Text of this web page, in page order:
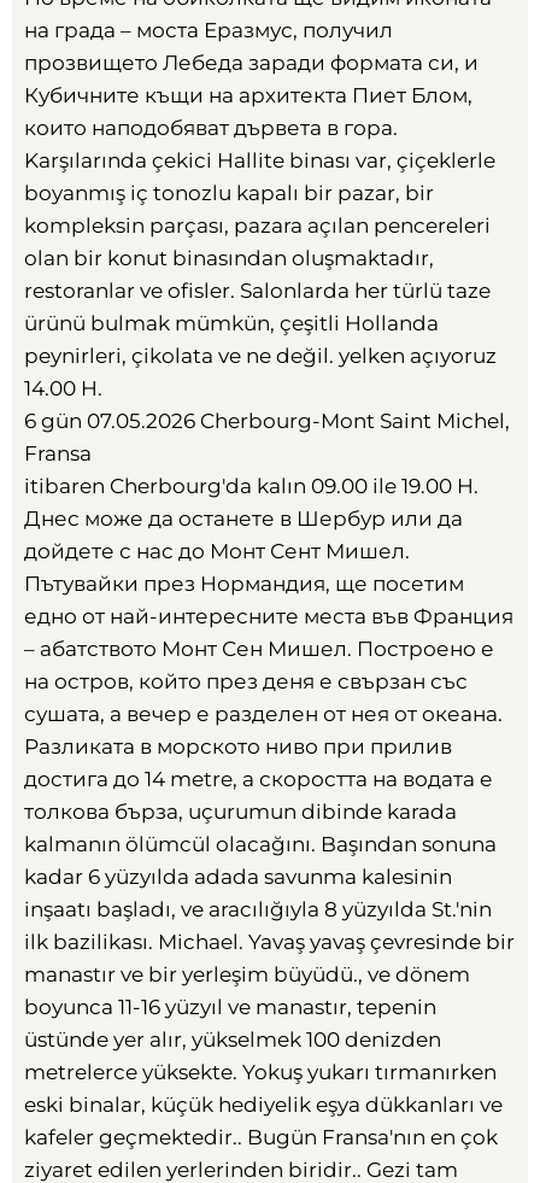
на града – моста Еразмус, получил
прозвището Лебеда заради формата си, и
Кубичните къщи на архитекта Пиет Блом,
които наподобяват дървета в гора.
Karşılarında çekici Hallite binası var, çiçeklerle
boyanmış iç tonozlu kapalı bir pazar, bir
kompleksin parçası, pazara açılan pencereleri
olan bir konut binasından oluşmaktadır,
restoranlar ve ofisler. Salonlarda her türlü taze
ürünü bulmak mümkün, çeşitli Hollanda
peynirleri, çikolata ve ne değil. yelken açıyoruz
14.00 H.
6 gün 07.05.2026 Cherbourg-Mont Saint Michel,
Fransa
itibaren Cherbourg'da kalın 09.00 ile 19.00 H.
Днес може да останете в Шербур или да
дойдете с нас до Монт Сент Мишел.
Пътувайки през Нормандия, ще посетим
едно от най-интересните места във Франция
– абатството Монт Сен Мишел. Построено е
на остров, който през деня е свързан със
сушата, а вечер е разделен от нея от океана.
Разликата в морското ниво при прилив
достига до 14 metre, а скоростта на водата е
толкова бърза, uçurumun dibinde karada
kalmanın ölümcül olacağını. Başından sonuna
kadar 6 yüzyılda adada savunma kalesinin
inşaatı başladı, ve aracılığıyla 8 yüzyılda St.'nin
ilk bazilikası. Michael. Yavaş yavaş çevresinde bir
manastır ve bir yerleşim büyüdü., ve dönem
boyunca 11-16 yüzyıl ve manastır, tepenin
üstünde yer alır, yükselmek 100 denizden
metrelerce yüksekte. Yokuş yukarı tırmanırken
eski binalar, küçük hediyelik eşya dükkanları ve
kafeler geçmektedir.. Bugün Fransa'nın en çok
ziyaret edilen yerlerinden biridir.. Gezi tam